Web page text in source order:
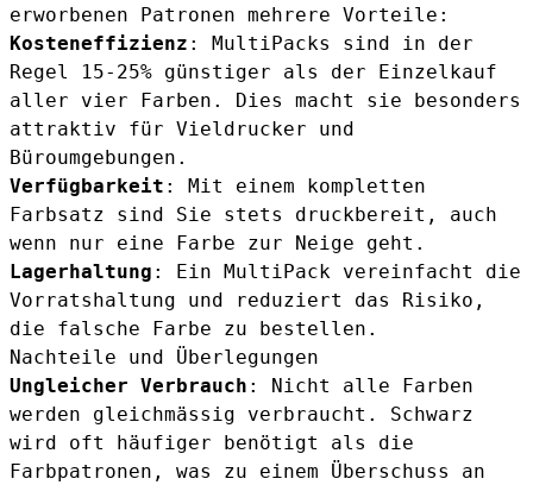
erworbenen Patronen mehrere Vorteile:
Kosteneffizienz : MultiPacks sind in der
Regel 15-25% günstiger als der Einzelkauf
aller vier Farben. Dies macht sie besonders
attraktiv für Vieldrucker und
Büroumgebungen.
Verfügbarkeit : Mit einem kompletten
Farbsatz sind Sie stets druckbereit, auch
wenn nur eine Farbe zur Neige geht.
Lagerhaltung : Ein MultiPack vereinfacht die
Vorratshaltung und reduziert das Risiko,
die falsche Farbe zu bestellen.
Nachteile und Überlegungen
Ungleicher Verbrauch : Nicht alle Farben
werden gleichmässig verbraucht. Schwarz
wird oft häufiger benötigt als die
Farbpatronen, was zu einem Überschuss an